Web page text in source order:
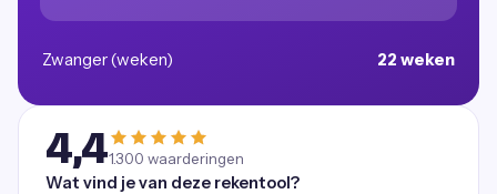
Zwanger (weken) 22 weken
4,41.300 waarderingen
Wat vind je van deze rekentool?